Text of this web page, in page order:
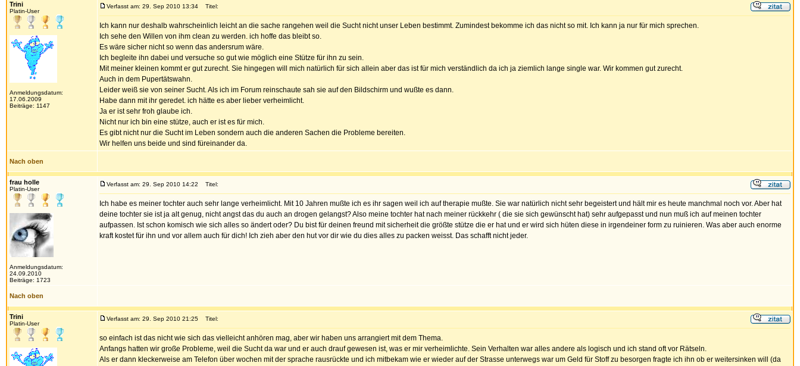
Trini
Platin-User
Anmeldungsdatum:
17.06.2009
Beiträge: 1147
Verfasst am: 29. Sep 2010 13:34 Titel:
Ich kann nur deshalb wahrscheinlich leicht an die sache rangehen weil die Sucht nicht unser Leben bestimmt. Zumindest bekomme ich das nicht so mit. Ich kann ja nur für mich sprechen.
Ich sehe den Willen von ihm clean zu werden. ich hoffe das bleibt so.
Es wäre sicher nicht so wenn das andersrum wäre.
Ich begleite ihn dabei und versuche so gut wie möglich eine Stütze für ihn zu sein.
Mit meiner kleinen kommt er gut zurecht. Sie hingegen will mich natürlich für sich allein aber das ist für mich verständlich da ich ja ziemlich lange single war. Wir kommen gut zurecht.
Auch in dem Pupertätswahn.
Leider weiß sie von seiner Sucht. Als ich im Forum reinschaute sah sie auf den Bildschirm und wußte es dann.
Habe dann mit ihr geredet. ich hätte es aber lieber verheimlicht.
Ja er ist sehr froh glaube ich.
Nicht nur ich bin eine stütze, auch er ist es für mich.
Es gibt nicht nur die Sucht im Leben sondern auch die anderen Sachen die Probleme bereiten.
Wir helfen uns beide und sind füreinander da.
Nach oben
frau holle
Platin-User
Anmeldungsdatum:
24.09.2010
Beiträge: 1723
Verfasst am: 29. Sep 2010 14:22 Titel:
Ich habe es meiner tochter auch sehr lange verheimlicht. Mit 10 Jahren mußte ich es ihr sagen weil ich auf therapie mußte. Sie war natürlich nicht sehr begeistert und hält mir es heute manchmal noch vor. Aber hat
deine tochter sie ist ja alt genug, nicht angst das du auch an drogen gelangst? Also meine tochter hat nach meiner rückkehr ( die sie sich gewünscht hat) sehr aufgepasst und nun muß ich auf meinen tochter
aufpassen. Ist schon komisch wie sich alles so ändert oder? Du bist für deinen freund mit sicherheit die größte stütze die er hat und er wird sich hüten diese in irgendeiner form zu ruinieren. Was aber auch enorme
kraft kostet für ihn und vor allem auch für dich! Ich zieh aber den hut vor dir wie du dies alles zu packen weisst. Das schafft nicht jeder.
Nach oben
Trini
Platin-User
Verfasst am: 29. Sep 2010 21:25 Titel:
so einfach ist das nicht wie sich das vielleicht anhören mag, aber wir haben uns arrangiert mit dem Thema.
Anfangs hatten wir große Probleme, weil die Sucht da war und er auch drauf gewesen ist, was er mir verheimlichte. Sein Verhalten war alles andere als logisch und ich stand oft vor Rätseln.
Als er dann kleckerweise am Telefon über wochen mit der sprache rausrückte und ich mitbekam wie er wieder auf der Strasse unterwegs war um Geld für Stoff zu besorgen fragte ich ihn ob er weitersinken will (da